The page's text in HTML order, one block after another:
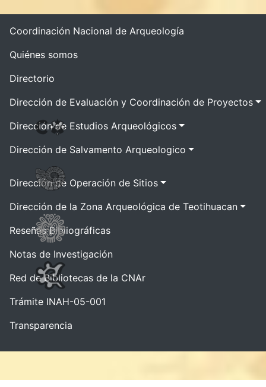
Coordinación Nacional de Arqueología
Quiénes somos
Directorio
Dirección de Evaluación y Coordinación de Proyectos
Dirección de Estudios Arqueológicos
Dirección de Salvamento Arqueologico
Dirección de Operación de Sitios
Dirección de la Zona Arqueológica de Teotihuacan
Reseñas Bibliográficas
Notas de Investigación
Red de Bibliotecas de la CNAr
Trámite INAH-05-001
Transparencia